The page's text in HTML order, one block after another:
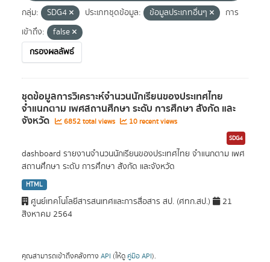
กลุ่ม:
SDG4 ประเภทชุดข้อมูล: ข้อมูลประเภทอื่นๆ
การ
เข้าถึง:
false
กรองผลลัพธ์
ชุดข้อมูลการวิเคราะห์จำนวนนักเรียนของประเทศไทย
จำแนกตาม เพศสถานศึกษา ระดับ การศึกษา สังกัด และ
จังหวัด 6852 total views 10 recent views
SDG4
dashboard รายงานจำนวนนักเรียนของประเทศไทย จำแนกตาม เพศ
สถานศึกษา ระดับ การศึกษา สังกัด และจังหวัด
HTML
ศูนย์เทคโนโลยีสารสนเทศและการสื่อสาร สป. (ศทก.สป.)
21
สิงหาคม 2564
คุณสามารถเข้าถึงคลังทาง API (ให้ดู คู่มือ API).